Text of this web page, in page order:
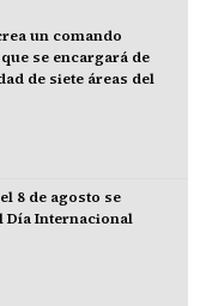
un comando
se encargará de
de siete áreas del
8 de agosto se
Día Internacional